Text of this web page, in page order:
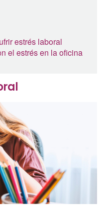
estrés laboral
el estrés en la oficina